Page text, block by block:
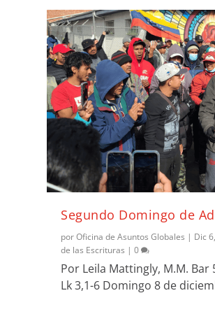
Segundo Domingo de
porOficina de Asuntos Globales | Dic
de las Escrituras |0
Por Leila Mattingly, M.M. Bar
Lk 3,1-6 Domingo 8 de